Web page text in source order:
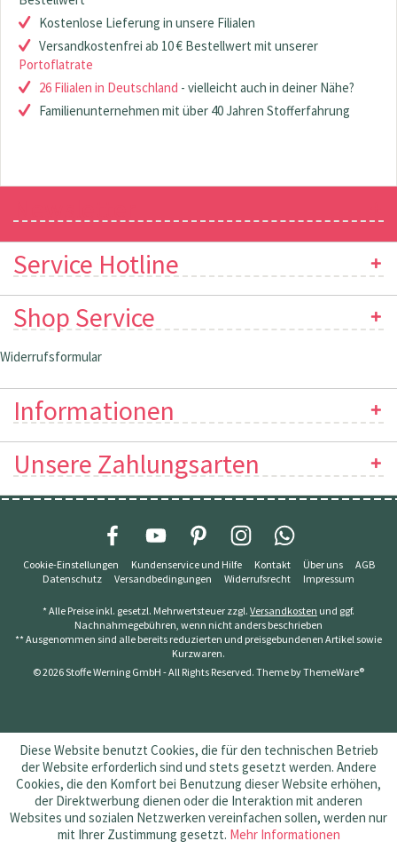
Kostenlose Lieferung in unsere Filialen
Versandkostenfrei ab 10 € Bestellwert mit unserer
Portoflatrate
26 Filialen in Deutschland - vielleicht auch in deiner Nähe?
Familienunternehmen mit über 40 Jahren Stofferfahrung
Service Hotline
Shop Service
Widerrufsformular
Informationen
Unsere Zahlungsarten
Cookie-Einstellungen Kundenservice und Hilfe Kontakt Über uns
AGB
Datenschutz
Versandbedingungen Widerrufsrecht Impressum
* Alle Preise inkl. gesetzl. Mehrwertsteuer zzgl. Versandkosten und ggf.
Nachnahmegebühren, wenn nicht anders beschrieben
** Ausgenommen sind alle bereits reduzierten und preisgebundenen Artikel sowie
Kurzwaren.
© 2026 Stoffe Werning GmbH - All Rights Reserved. Theme byThemeWare®
Diese Website benutzt Cookies, die für den technischen Betrieb
der Website erforderlich sind und stets gesetzt werden. Andere
Cookies, die den Komfort bei Benutzung dieser Website erhöhen,
der Direktwerbung dienen oder die Interaktion mit anderen
Websites und sozialen Netzwerken vereinfachen sollen, werden nur
mit Ihrer Zustimmung gesetzt. Mehr Informationen